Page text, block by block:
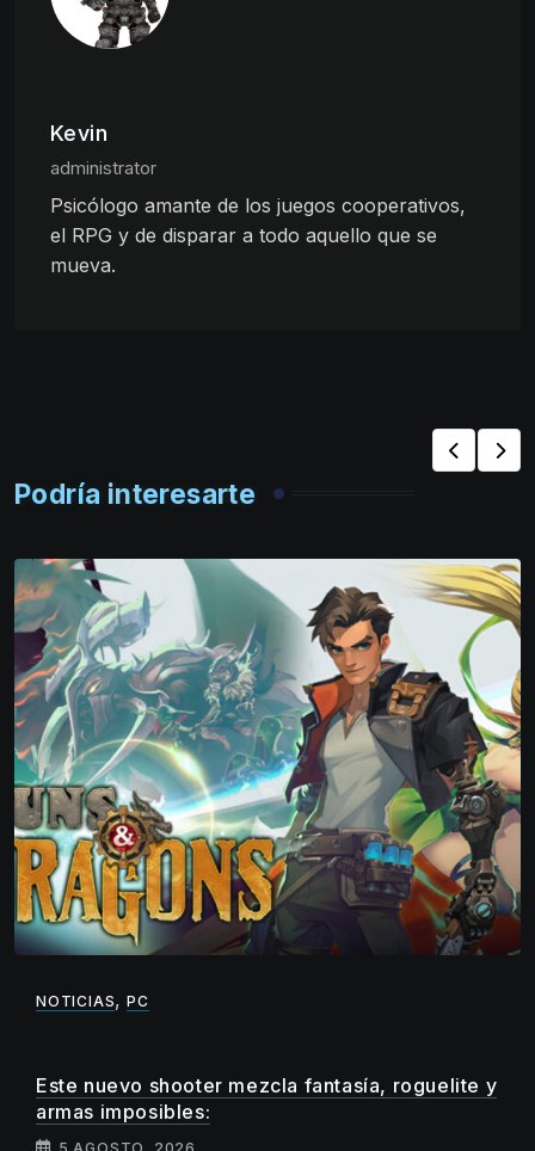
Kevin
administrator
Psicólogo amante de los juegos cooperativos,
el RPG y de disparar a todo aquello que se
mueva.
Podría interesarte
NOTICIAS,PC
Este nuevo shooter mezcla fantasía, roguelite y
armas imposibles: